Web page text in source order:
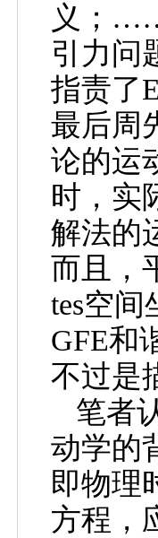
义；
引力问
指责了
最后周
论的运
时， 实
解法的
而 且，
tes空间
GFE和
不过是
笔者
动学的
即物理
方程，